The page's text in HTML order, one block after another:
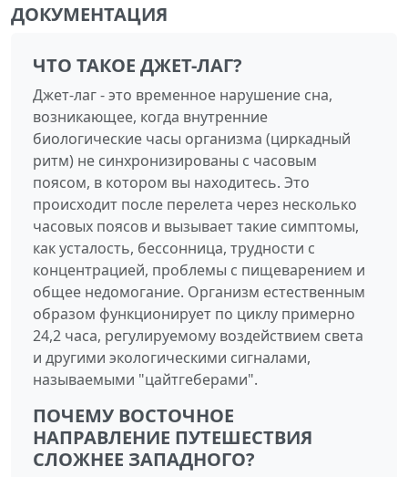
ДОКУМЕНТАЦИЯ
ЧТО ТАКОЕ ДЖЕТ-ЛАГ?
Джет-лаг - это временное нарушение сна,
возникающее, когда внутренние
биологические часы организма (циркадный
ритм) не синхронизированы с часовым
поясом, в котором вы находитесь. Это
происходит после перелета через несколько
часовых поясов и вызывает такие симптомы,
как усталость, бессонница, трудности с
концентрацией, проблемы с пищеварением и
общее недомогание. Организм естественным
образом функционирует по циклу примерно
24,2 часа, регулируемому воздействием света
и другими экологическими сигналами,
называемыми "цайтгеберами".
ПОЧЕМУ ВОСТОЧНОЕ
НАПРАВЛЕНИЕ ПУТЕШЕСТВИЯ
СЛОЖНЕЕ ЗАПАДНОГО?